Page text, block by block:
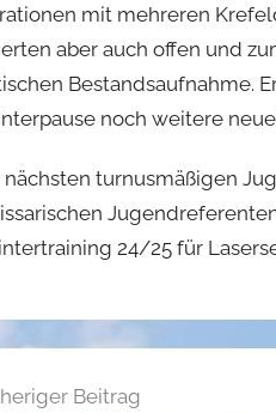
mit mehreren
aber auch offen und
Bestandsaufnahme.
noch weitere
nächsten turnusmäßigen
24/25 für
Beitrag